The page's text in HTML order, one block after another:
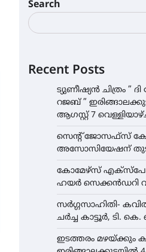
Search
Recent Posts
ട്യുണീഷ്യൻ ചിത്രം ”
റജബ് ”
ആഗസ്റ്റ് 7
സെന്റ് ജോസഫ്സ്
അസോസിയേഷന്
കോമേഴ്സ്
ഹയർ സെക്കൻഡറി
സർഗ്ഗസാഹിതി-
ചർച്ച കാട്ടൂർ, ടി.
ഇടത്തരം മഴയ്ക്കും